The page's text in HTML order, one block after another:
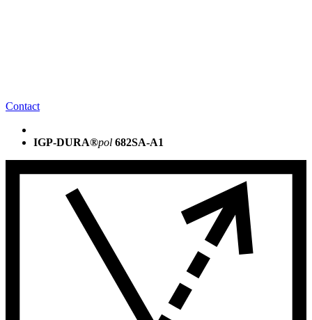
Contact
IGP-DURA®pol 682SA-A1